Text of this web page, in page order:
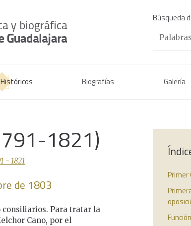
Búsqueda
Biografías Galería
Primer
1821)
- 1821
de 1803
Para tratar la
Cano, por el